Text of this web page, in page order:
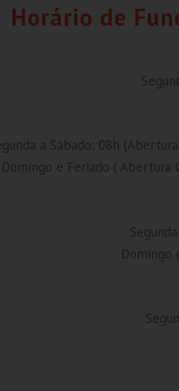
Horário de
a Sábado: 08h
Domingo e Feriado ( Abertura
Domingo